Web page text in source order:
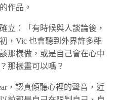
作品。
立：「有時候與人談論後，
，Vic 也會聽到外界許多雜
那樣做，或是自己會在心中
那樣畫可以嗎？
，認真傾聽心裡的聲音，近